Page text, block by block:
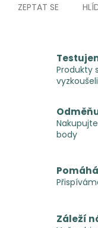
ZEPTAT SE
Produkty
vyzkoušeli
body
Záleží